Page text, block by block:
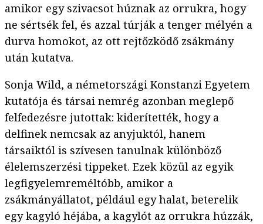
amikor egy szivacsot húznak az orrukra, hogy
ne sértsék fel, és azzal túrják a tenger mélyén a
durva homokot, az ott rejtőzködő zsákmány
után kutatva.
Sonja Wild, a németországi Konstanzi Egyetem
kutatója és társai nemrég azonban meglepő
felfedezésre jutottak: kiderítették, hogy a
delfinek nemcsak az anyjuktól, hanem
társaiktól is szívesen tanulnak különböző
élelemszerzési tippeket. Ezek közül az egyik
legfigyelemreméltóbb, amikor a
zsákmányállatot, például egy halat, beterelik
egy kagyló héjába, a kagylót az orrukra húzzák,